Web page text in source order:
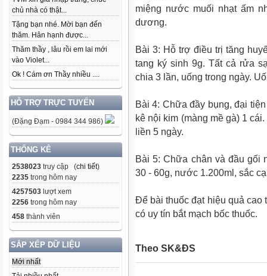
chủ nhà có thật...
Tặng bạn nhé. Mời bạn đến
thăm. Hân hạnh được...
Thăm thầy , lâu rồi em lai mới
vào Violet...
Ok ! Cám ơn Thầy nhiều ....
HỖ TRỢ TRỰC TUYẾN
(Đặng Đạm - 0984 344 986)
THỐNG KÊ
2538023 truy cập (chi tiết)
2235 trong hôm nay
4257503 lượt xem
2256 trong hôm nay
458 thành viên
SẮP XẾP DỮ LIỆU
Mới nhất
miệng nước muối nhạt ấm
dương.
Bài 3: Hỗ trợ điều trị tăng
tang ký sinh 9g. Tất cả rửa
chia 3 lần, uống trong ngày.
Bài 4: Chữa đầy bụng, đại
kê nội kim (màng mề gà) 1
liền 5 ngày.
Bài 5: Chữa chân và đầu gối
30 - 60g, nước 1.200ml, sắc
Để bài thuốc đạt hiệu quả
có uy tín bắt mạch bốc thuốc.
Theo SK&ĐS